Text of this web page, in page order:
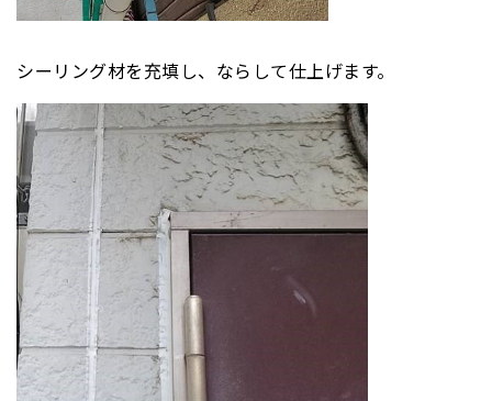
シーリング材を充填し、ならして仕上げます。